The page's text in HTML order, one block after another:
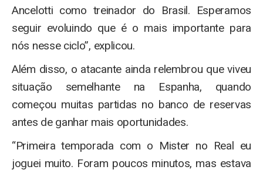
Ancelotti como treinador do Brasil. Esperamos
seguir evoluindo que é o mais importante para
nós nesse ciclo”, explicou.
Além disso, o atacante ainda relembrou que viveu
situação semelhante na Espanha, quando
começou muitas partidas no banco de reservas
antes de ganhar mais oportunidades.
“Primeira temporada com o Mister no Real eu
joguei muito. Foram poucos minutos, mas estava